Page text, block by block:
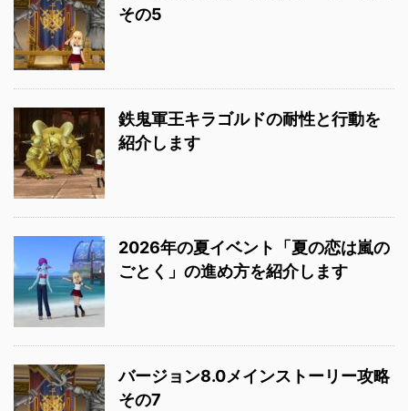
その5
鉄鬼軍王キラゴルドの耐性と行動を
紹介します
2026年の夏イベント「夏の恋は嵐の
ごとく」の進め方を紹介します
バージョン8.0メインストーリー攻略
その7